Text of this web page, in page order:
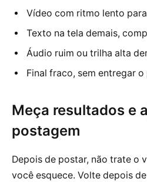
Vídeo com ritmo lento
Texto na tela demais,
Áudio ruim ou trilha alta
Final fraco, sem entregar
Meça resultados e
postagem
Depois de postar, não trate o
você esquece. Volte depois